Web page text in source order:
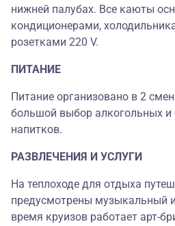
нижней палубах. Все каюты
кондиционерами,
розетками 220 V.
ПИТАНИЕ
Питание организовано в 2
большой выбор алкогольных и
напитков.
РАЗВЛЕЧЕНИЯ И УСЛУГИ
На теплоходе для отдыха
предусмотрены музыкальный
время круизов работает арт-